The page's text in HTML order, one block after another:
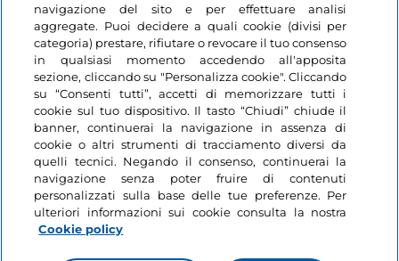
navigazione del sito e per effettuare analisi
aggregate. Puoi decidere a quali cookie (divisi per
categoria) prestare, rifiutare o revocare il tuo consenso
in qualsiasi momento accedendo all'apposita
sezione, cliccando su "Personalizza cookie". Cliccando
su “Consenti tutti”, accetti di memorizzare tutti i
cookie sul tuo dispositivo. Il tasto “Chiudi” chiude il
banner, continuerai la navigazione in assenza di
cookie o altri strumenti di tracciamento diversi da
quelli tecnici. Negando il consenso, continuerai la
navigazione senza poter fruire di contenuti
personalizzati sulla base delle tue preferenze. Per
ulteriori informazioni sui cookie consulta la nostra
Cookie policy